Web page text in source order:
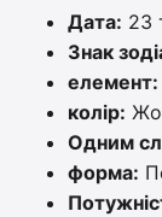
Дата: 23
Знак
елемент:
колір:
Одним
форма: